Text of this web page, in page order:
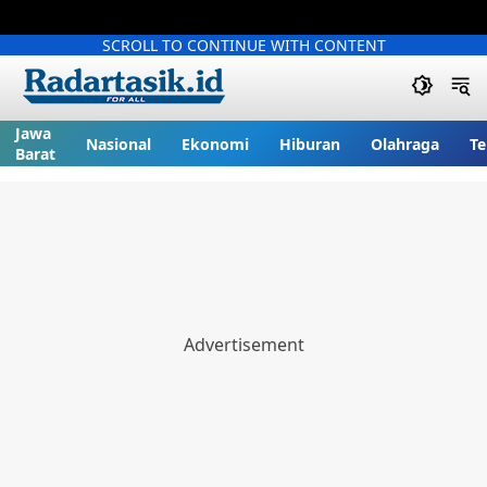
SCROLL TO CONTINUE WITH CONTENT
Jawa
Barat
Nasional Ekonomi Hiburan Olahraga